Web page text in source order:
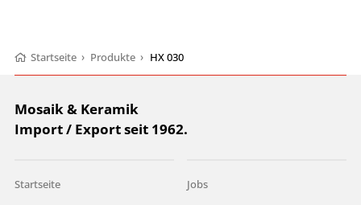
Startseite › Produkte › HX 030
Mosaik & Keramik
Import / Export seit 1962.
Startseite Jobs